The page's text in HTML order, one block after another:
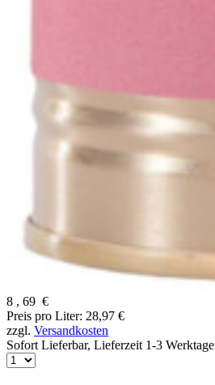
8 , 69 €
Preis pro Liter: 28,97 €
zzgl. Versandkosten
Sofort Lieferbar, Lieferzeit 1-3 Werktage